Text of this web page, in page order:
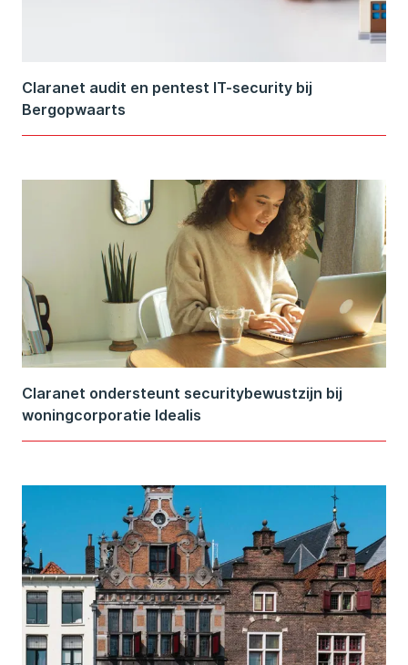
Claranet audit en pentest IT-security bij
Bergopwaarts
Claranet ondersteunt securitybewustzijn bij
woningcorporatie Idealis